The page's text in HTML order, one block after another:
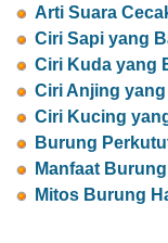
Arti Suara
Ciri Sapi yang
Ciri Kuda yang
Ciri Anjing
Ciri Kucing
Burung
Manfaat
Mitos Burung